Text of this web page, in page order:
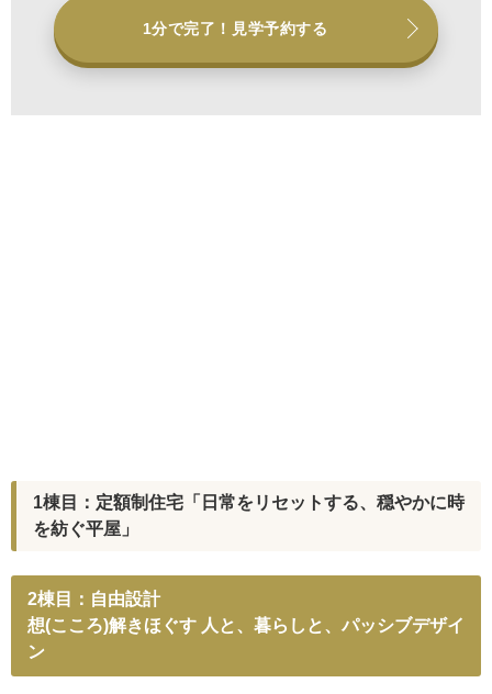
1分で完了！見学予約する
1棟目：定額制住宅「日常をリセットする、穏やかに時
を紡ぐ平屋」
2棟目：自由設計
想(こころ)解きほぐす 人と、暮らしと、パッシブデザイ
ン